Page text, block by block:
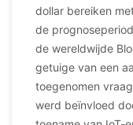
dollar bereiken
de
de wereldwijde
getuige van een
toegenomen
werd beïnvloed